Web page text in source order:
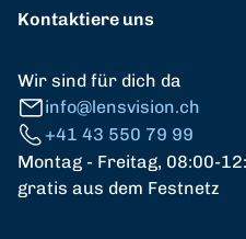
Kontaktiere uns
Wir sind für dich da
info@lensvision.ch
+41 43 550 79 99
Montag - Freitag, 08:00-
gratis aus dem Festnetz